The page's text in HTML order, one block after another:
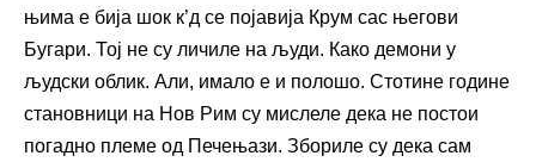
њима е бија шок к’д се појавија Крум сас његови
Бугари. Тој не су личиле на људи. Како демони у
људски облик. Али, имало е и полошо. Стотине године
становници на Нов Рим су мислеле дека не постои
погадно племе од Печењази. Збориле су дека сам